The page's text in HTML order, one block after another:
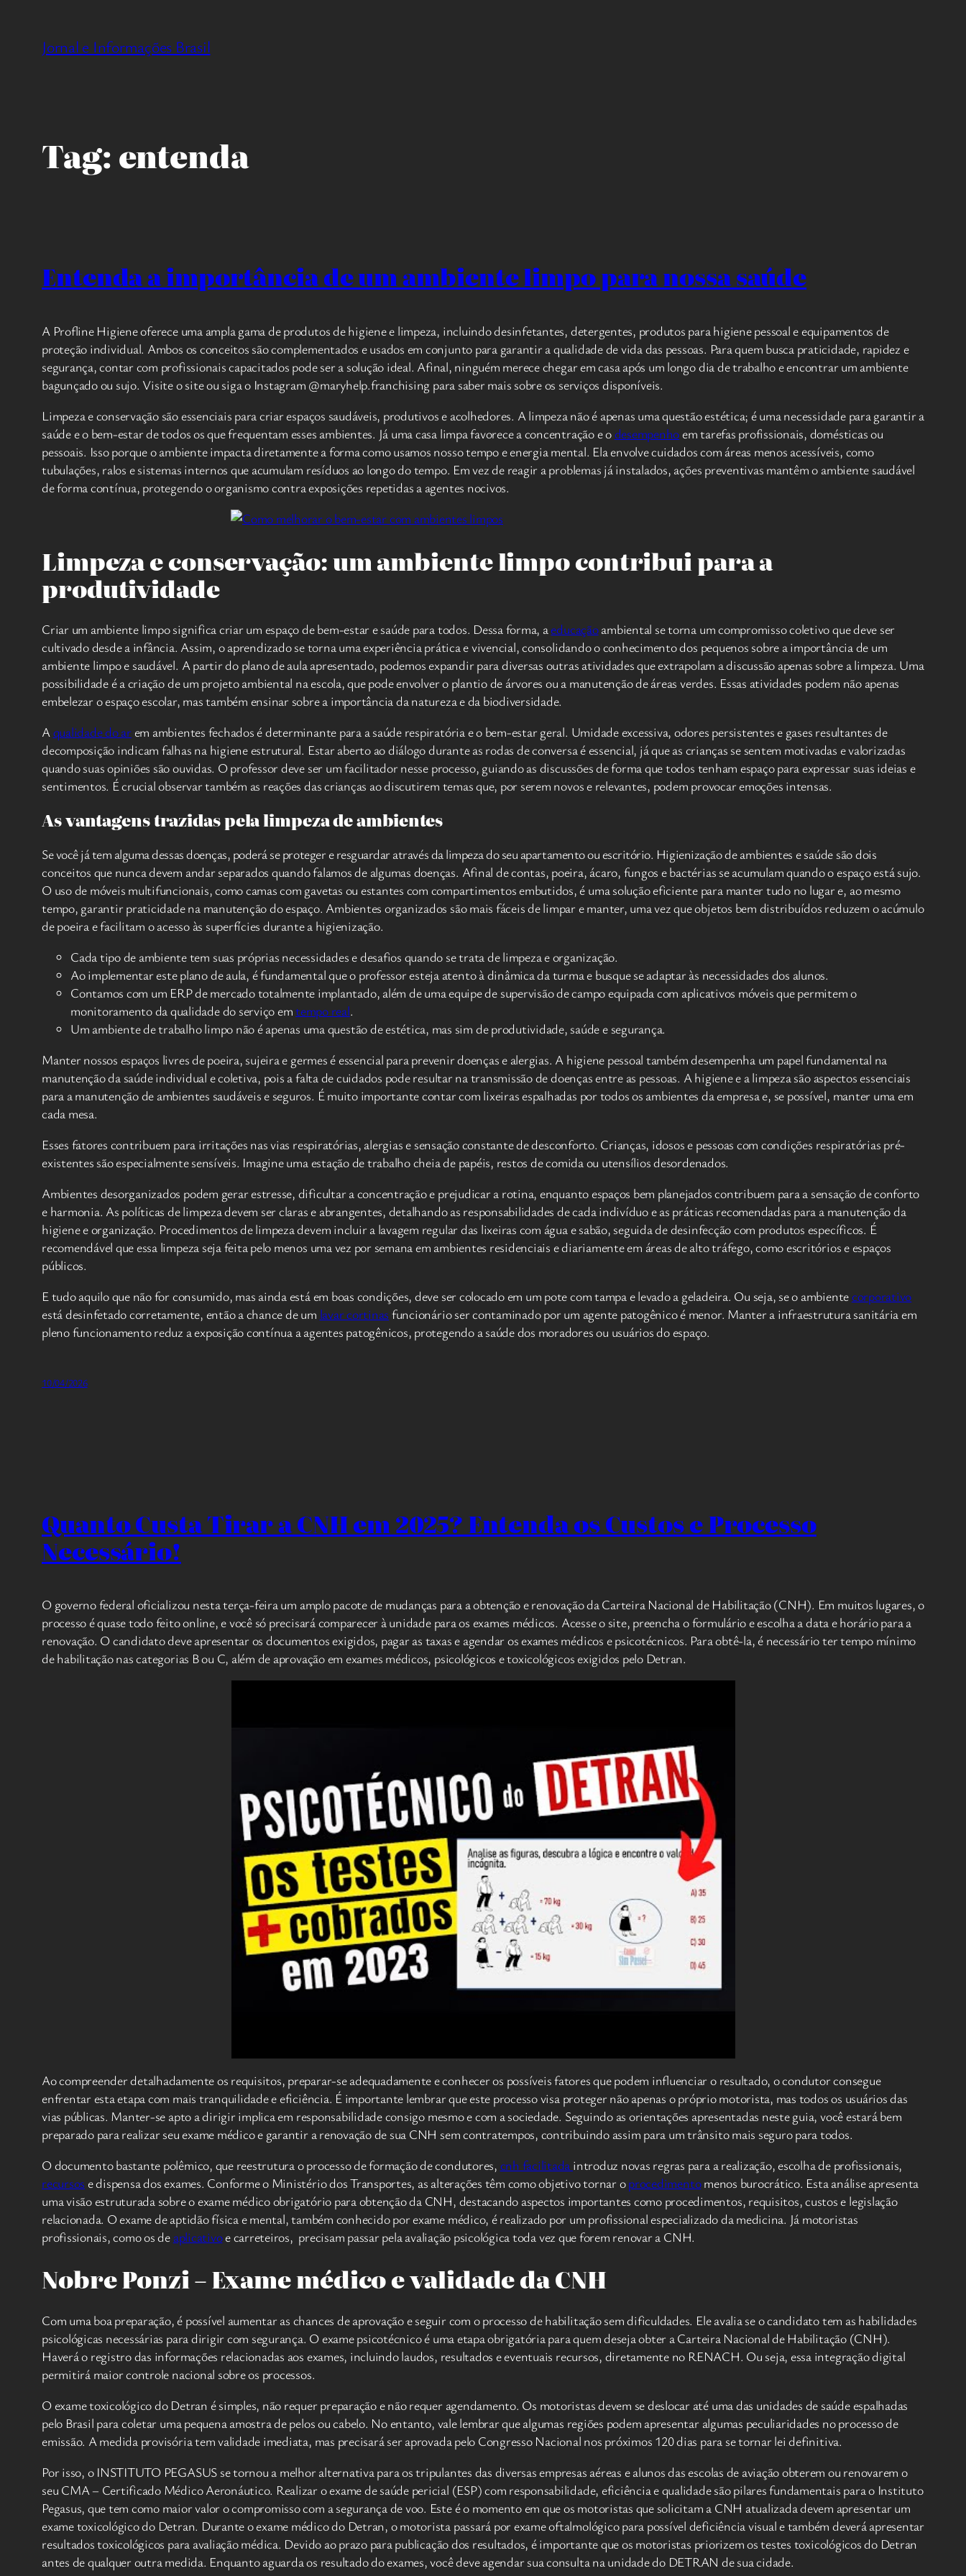
Jornal e Informações Brasil
Tag:entenda
Entenda a importância de um ambiente limpo para nossa saúde
A Profline Higiene oferece uma ampla gama de produtos de higiene e limpeza, incluindo desinfetantes, detergentes, produtos para higiene pessoal e equipamentos de
proteção individual. Ambos os conceitos são complementados e usados em conjunto para garantir a qualidade de vida das pessoas. Para quem busca praticidade, rapidez e
segurança, contar com profissionais capacitados pode ser a solução ideal. Afinal, ninguém merece chegar em casa após um longo dia de trabalho e encontrar um ambiente
bagunçado ou sujo. Visite o site ou siga o Instagram @maryhelp.franchising para saber mais sobre os serviços disponíveis.
Limpeza e conservação são essenciais para criar espaços saudáveis, produtivos e acolhedores. A limpeza não é apenas uma questão estética; é uma necessidade para garantir a
saúde e o bem-estar de todos os que frequentam esses ambientes. Já uma casa limpa favorece a concentração e odesempenho em tarefas profissionais, domésticas ou
pessoais. Isso porque o ambiente impacta diretamente a forma como usamos nosso tempo e energia mental. Ela envolve cuidados com áreas menos acessíveis, como
tubulações, ralos e sistemas internos que acumulam resíduos ao longo do tempo. Em vez de reagir a problemas já instalados, ações preventivas mantêm o ambiente saudável
de forma contínua, protegendo o organismo contra exposições repetidas a agentes nocivos.
Limpeza e conservação: um ambiente limpo contribui para a
produtividade
Criar um ambiente limpo significa criar um espaço de bem-estar e saúde para todos. Dessa forma, aeducaçãoambiental se torna um compromisso coletivo que deve ser
cultivado desde a infância. Assim, o aprendizado se torna uma experiência prática e vivencial, consolidando o conhecimento dos pequenos sobre a importância de um
ambiente limpo e saudável. A partir do plano de aula apresentado, podemos expandir para diversas outras atividades que extrapolam a discussão apenas sobre a limpeza. Uma
possibilidade é a criação de um projeto ambiental na escola, que pode envolver o plantio de árvores ou a manutenção de áreas verdes. Essas atividades podem não apenas
embelezar o espaço escolar, mas também ensinar sobre a importância da natureza e da biodiversidade.
Aqualidade do ar em ambientes fechados é determinante para a saúde respiratória e o bem-estar geral. Umidade excessiva, odores persistentes e gases resultantes de
decomposição indicam falhas na higiene estrutural. Estar aberto ao diálogo durante as rodas de conversa é essencial, já que as crianças se sentem motivadas e valorizadas
quando suas opiniões são ouvidas. O professor deve ser um facilitador nesse processo, guiando as discussões de forma que todos tenham espaço para expressar suas ideias e
sentimentos. É crucial observar também as reações das crianças ao discutirem temas que, por serem novos e relevantes, podem provocar emoções intensas.
As vantagens trazidas pela limpeza de ambientes
Se você já tem alguma dessas doenças, poderá se proteger e resguardar através da limpeza do seu apartamento ou escritório. Higienização de ambientes e saúde são dois
conceitos que nunca devem andar separados quando falamos de algumas doenças. Afinal de contas, poeira, ácaro, fungos e bactérias se acumulam quando o espaço está sujo.
O uso de móveis multifuncionais, como camas com gavetas ou estantes com compartimentos embutidos, é uma solução eficiente para manter tudo no lugar e, ao mesmo
tempo, garantir praticidade na manutenção do espaço. Ambientes organizados são mais fáceis de limpar e manter, uma vez que objetos bem distribuídos reduzem o acúmulo
de poeira e facilitam o acesso às superfícies durante a higienização.
Cada tipo de ambiente tem suas próprias necessidades e desafios quando se trata de limpeza e organização.
Ao implementar este plano de aula, é fundamental que o professor esteja atento à dinâmica da turma e busque se adaptar às necessidades dos alunos.
Contamos com um ERP de mercado totalmente implantado, além de uma equipe de supervisão de campo equipada com aplicativos móveis que permitem o
monitoramento da qualidade do serviço emtempo real.
Um ambiente de trabalho limpo não é apenas uma questão de estética, mas sim de produtividade, saúde e segurança.
Manter nossos espaços livres de poeira, sujeira e germes é essencial para prevenir doenças e alergias. A higiene pessoal também desempenha um papel fundamental na
manutenção da saúde individual e coletiva, pois a falta de cuidados pode resultar na transmissão de doenças entre as pessoas. A higiene e a limpeza são aspectos essenciais
para a manutenção de ambientes saudáveis e seguros. É muito importante contar com lixeiras espalhadas por todos os ambientes da empresa e, se possível, manter uma em
cada mesa.
Esses fatores contribuem para irritações nas vias respiratórias, alergias e sensação constante de desconforto. Crianças, idosos e pessoas com condições respiratórias pré-
existentes são especialmente sensíveis. Imagine uma estação de trabalho cheia de papéis, restos de comida ou utensílios desordenados.
Ambientes desorganizados podem gerar estresse, dificultar a concentração e prejudicar a rotina, enquanto espaços bem planejados contribuem para a sensação de conforto
e harmonia. As políticas de limpeza devem ser claras e abrangentes, detalhando as responsabilidades de cada indivíduo e as práticas recomendadas para a manutenção da
higiene e organização. Procedimentos de limpeza devem incluir a lavagem regular das lixeiras com água e sabão, seguida de desinfecção com produtos específicos. É
recomendável que essa limpeza seja feita pelo menos uma vez por semana em ambientes residenciais e diariamente em áreas de alto tráfego, como escritórios e espaços
públicos.
E tudo aquilo que não for consumido, mas ainda está em boas condições, deve ser colocado em um pote com tampa e levado a geladeira. Ou seja, se o ambientecorporativo
está desinfetado corretamente, então a chance de um lavar cortinas funcionário ser contaminado por um agente patogênico é menor. Manter a infraestrutura sanitária em
pleno funcionamento reduz a exposição contínua a agentes patogênicos, protegendo a saúde dos moradores ou usuários do espaço.
10/04/2026
Quanto Custa Tirar a CNH em 2025? Entenda os Custos e Processo
Necessário!
O governo federal oficializou nesta terça-feira um amplo pacote de mudanças para a obtenção e renovação da Carteira Nacional de Habilitação (CNH). Em muitos lugares, o
processo é quase todo feito online, e você só precisará comparecer à unidade para os exames médicos. Acesse o site, preencha o formulário e escolha a data e horário para a
renovação. O candidato deve apresentar os documentos exigidos, pagar as taxas e agendar os exames médicos e psicotécnicos. Para obtê-la, é necessário ter tempo mínimo
de habilitação nas categorias B ou C, além de aprovação em exames médicos, psicológicos e toxicológicos exigidos pelo Detran.
Ao compreender detalhadamente os requisitos, preparar-se adequadamente e conhecer os possíveis fatores que podem influenciar o resultado, o condutor consegue
enfrentar esta etapa com mais tranquilidade e eficiência. É importante lembrar que este processo visa proteger não apenas o próprio motorista, mas todos os usuários das
vias públicas. Manter-se apto a dirigir implica em responsabilidade consigo mesmo e com a sociedade. Seguindo as orientações apresentadas neste guia, você estará bem
preparado para realizar seu exame médico e garantir a renovação de sua CNH sem contratempos, contribuindo assim para um trânsito mais seguro para todos.
O documento bastante polêmico, que reestrutura o processo de formação de condutores, cnh facilitada introduz novas regras para a realização, escolha de profissionais,
recursos e dispensa dos exames. Conforme o Ministério dos Transportes, as alterações têm como objetivo tornar oprocedimentomenos burocrático. Esta análise apresenta
uma visão estruturada sobre o exame médico obrigatório para obtenção da CNH, destacando aspectos importantes como procedimentos, requisitos, custos e legislação
relacionada. O exame de aptidão física e mental, também conhecido por exame médico, é realizado por um profissional especializado da medicina. Já motoristas
profissionais, como os de aplicativoe carreteiros, precisam passar pela avaliação psicológica toda vez que forem renovar a CNH.
Nobre Ponzi – Exame médico e validade da CNH
Com uma boa preparação, é possível aumentar as chances de aprovação e seguir com o processo de habilitação sem dificuldades. Ele avalia se o candidato tem as habilidades
psicológicas necessárias para dirigir com segurança. O exame psicotécnico é uma etapa obrigatória para quem deseja obter a Carteira Nacional de Habilitação (CNH).
Haverá o registro das informações relacionadas aos exames, incluindo laudos, resultados e eventuais recursos, diretamente no RENACH. Ou seja, essa integração digital
permitirá maior controle nacional sobre os processos.
O exame toxicológico do Detran é simples, não requer preparação e não requer agendamento. Os motoristas devem se deslocar até uma das unidades de saúde espalhadas
pelo Brasil para coletar uma pequena amostra de pelos ou cabelo. No entanto, vale lembrar que algumas regiões podem apresentar algumas peculiaridades no processo de
emissão. A medida provisória tem validade imediata, mas precisará ser aprovada pelo Congresso Nacional nos próximos 120 dias para se tornar lei definitiva.
Por isso, o INSTITUTO PEGASUS se tornou a melhor alternativa para os tripulantes das diversas empresas aéreas e alunos das escolas de aviação obterem ou renovarem o
seu CMA – Certificado Médico Aeronáutico. Realizar o exame de saúde pericial (ESP) com responsabilidade, eficiência e qualidade são pilares fundamentais para o Instituto
Pegasus, que tem como maior valor o compromisso com a segurança de voo. Este é o momento em que os motoristas que solicitam a CNH atualizada devem apresentar um
exame toxicológico do Detran. Durante o exame médico do Detran, o motorista passará por exame oftalmológico para possível deficiência visual e também deverá apresentar
resultados toxicológicos para avaliação médica. Devido ao prazo para publicação dos resultados, é importante que os motoristas priorizem os testes toxicológicos do Detran
antes de qualquer outra medida. Enquanto aguarda os resultado do exames, você deve agendar sua consulta na unidade do DETRAN de sua cidade.